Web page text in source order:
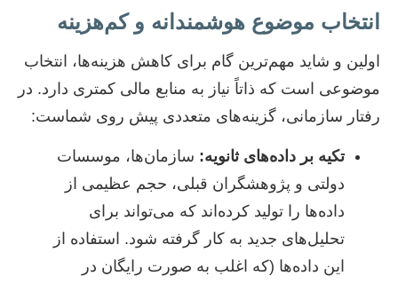
انتخاب موضوع هوشمندانه و کم‌هزینه
اولین و شاید مهم‌ترین گام برای کاهش هزینه‌ها، انتخاب
موضوعی است که ذاتاً نیاز به منابع مالی کمتری دارد. در
رفتار سازمانی، گزینه‌های متعددی پیش روی شماست:
تکیه بر داده‌های ثانویه: سازمان‌ها، موسسات
دولتی و پژوهشگران قبلی، حجم عظیمی از
داده‌ها را تولید کرده‌اند که می‌تواند برای
تحلیل‌های جدید به کار گرفته شود. استفاده از
این داده‌ها (که اغلب به صورت رایگان در